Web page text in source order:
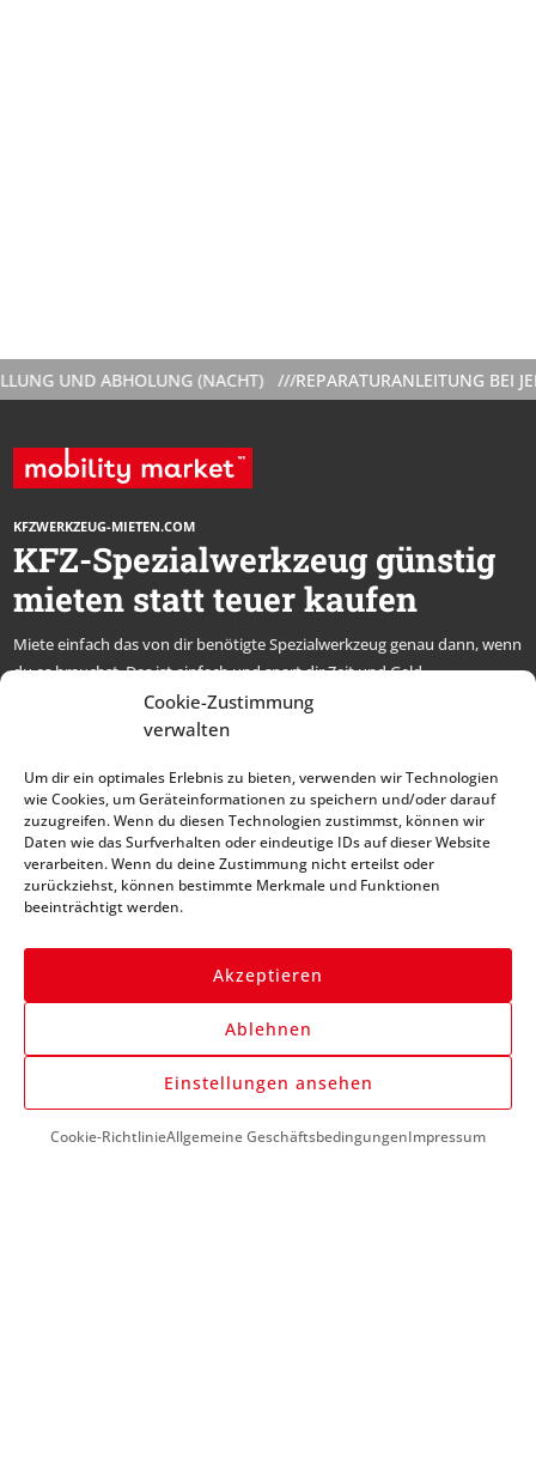
Cookie-Zustimmung
verwalten
Um dir ein optimales Erlebnis zu bieten, verwenden wir Technologien
wie Cookies, um Geräteinformationen zu speichern und/oder darauf
zuzugreifen. Wenn du diesen Technologien zustimmst, können wir
Daten wie das Surfverhalten oder eindeutige IDs auf dieser Website
verarbeiten. Wenn du deine Zustimmung nicht erteilst oder
zurückziehst, können bestimmte Merkmale und Funktionen
beeinträchtigt werden.
Akzeptieren
Ablehnen
Einstellungen ansehen
Cookie-RichtlinieAllgemeine GeschäftsbedingungenImpressum
UND ABHOLUNG (NACHT) /// REPARATURANLEITUNG BEI
KFZWERKZEUG-MIETEN.COM
KFZ-Spezialwerkzeug günstig
mieten statt teuer kaufen
Miete einfach das von dir benötigte Spezialwerkzeug genau dann, wenn
du es brauchst. Das ist einfach und spart dir Zeit und Geld.
* alle Preise netto, zzgl. MwSt.
Newsletter und bleibe
immer auf dem Laufenden